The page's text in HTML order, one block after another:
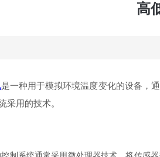
高
是一种用于模拟环境温度变化的设备，
采用的技术。